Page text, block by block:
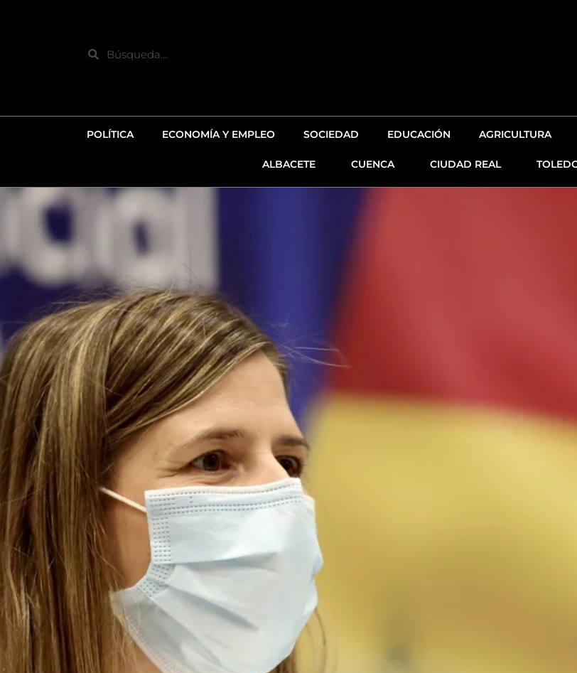
Search
POLÍTICA ECONOMÍA Y EMPLEO SOCIEDAD EDUCACIÓN AGRICULTURA
ALBACETE CUENCA CIUDAD REAL